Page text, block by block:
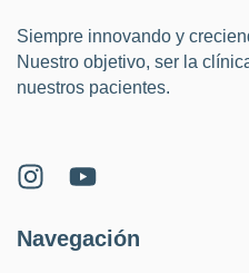
Siempre innovando y
Nuestro objetivo, ser la
nuestros pacientes.
Navegación